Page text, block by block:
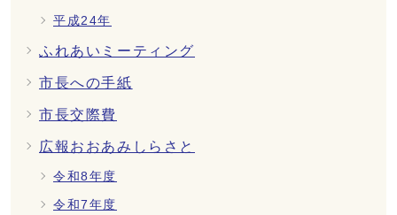
平成24年
ふれあいミーティング
市長への手紙
市長交際費
広報おおあみしらさと
令和8年度
令和7年度